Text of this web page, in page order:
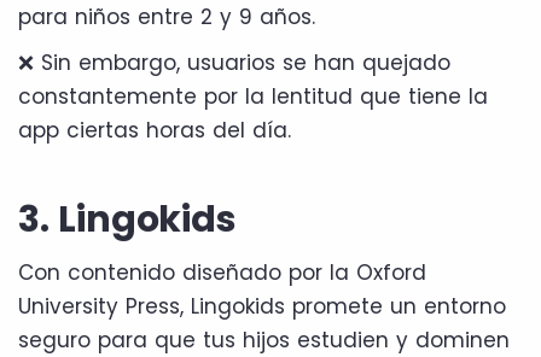
para niños entre 2 y 9 años.
❌ Sin embargo, usuarios se han quejado
constantemente por la lentitud que tiene la
app ciertas horas del día.
3. Lingokids
Con contenido diseñado por la Oxford
University Press, Lingokids promete un entorno
seguro para que tus hijos estudien y dominen